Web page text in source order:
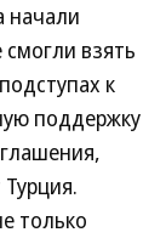
начали
взять
к
поддержку
только